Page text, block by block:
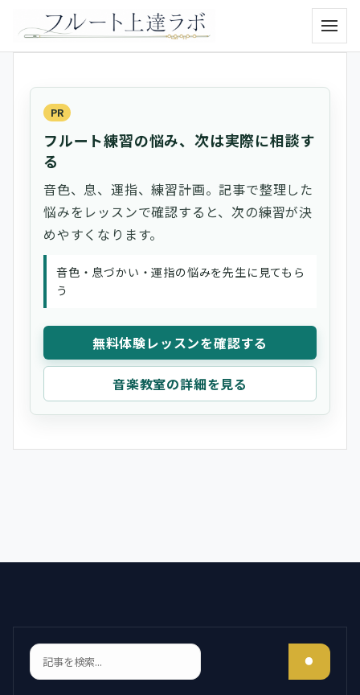
メニ
PR
フルート練習の悩み、次は実際に相談す
る
音色、息、運指、練習計画。記事で整理した
悩みをレッスンで確認すると、次の練習が決
めやすくなります。
音色・息づかい・運指の悩みを先生に見てもら
う
無料体験レッスンを確認する
音楽教室の詳細を見る
検索